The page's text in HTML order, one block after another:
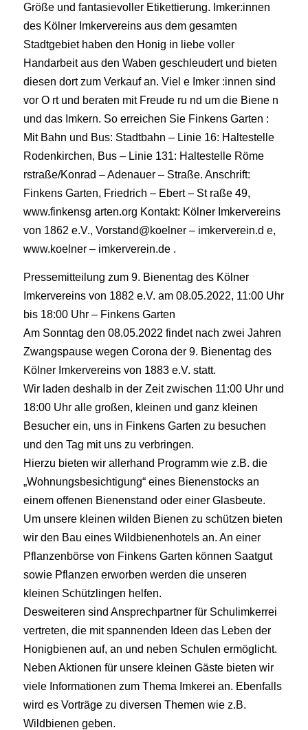
Größe und fantasievoller Etikettierung. Imker:innen
des Kölner Imkervereins aus dem gesamten
Stadtgebiet haben den Honig in liebe voller
Handarbeit aus den Waben geschleudert und bieten
diesen dort zum Verkauf an. Viel e Imker :innen sind
vor O rt und beraten mit Freude ru nd um die Biene n
und das Imkern. So erreichen Sie Finkens Garten :
Mit Bahn und Bus: Stadtbahn – Linie 16: Haltestelle
Rodenkirchen, Bus – Linie 131: Haltestelle Röme
rstraße/Konrad – Adenauer – Straße. Anschrift:
Finkens Garten, Friedrich – Ebert – St raße 49,
www.finkensg arten.org Kontakt: Kölner Imkervereins
von 1862 e.V., Vorstand@koelner – imkerverein.d e,
www.koelner – imkerverein.de .
Pressemitteilung zum 9. Bienentag des Kölner
Imkervereins von 1882 e.V. am 08.05.2022, 11:00 Uhr
bis 18:00 Uhr – Finkens Garten
Am Sonntag den 08.05.2022 findet nach zwei Jahren
Zwangspause wegen Corona der 9. Bienentag des
Kölner Imkervereins von 1883 e.V. statt.
Wir laden deshalb in der Zeit zwischen 11:00 Uhr und
18:00 Uhr alle großen, kleinen und ganz kleinen
Besucher ein, uns in Finkens Garten zu besuchen
und den Tag mit uns zu verbringen.
Hierzu bieten wir allerhand Programm wie z.B. die
„Wohnungsbesichtigung“ eines Bienenstocks an
einem offenen Bienenstand oder einer Glasbeute.
Um unsere kleinen wilden Bienen zu schützen bieten
wir den Bau eines Wildbienenhotels an. An einer
Pflanzenbörse von Finkens Garten können Saatgut
sowie Pflanzen erworben werden die unseren
kleinen Schützlingen helfen.
Desweiteren sind Ansprechpartner für Schulimkerrei
vertreten, die mit spannenden Ideen das Leben der
Honigbienen auf, an und neben Schulen ermöglicht.
Neben Aktionen für unsere kleinen Gäste bieten wir
viele Informationen zum Thema Imkerei an. Ebenfalls
wird es Vorträge zu diversen Themen wie z.B.
Wildbienen geben.